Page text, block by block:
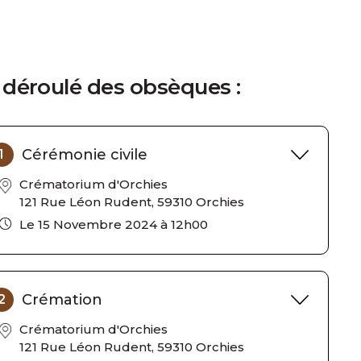
des obsèques :
Cérémonie civile
Crématorium d'Orchies
121 Rue Léon Rudent, 59310 Orchies
Le 15 Novembre 2024 à 12h00
Crémation
Crématorium d'Orchies
121 Rue Léon Rudent, 59310 Orchies